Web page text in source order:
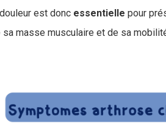
est donc essentielle pour
masse musculaire et de sa